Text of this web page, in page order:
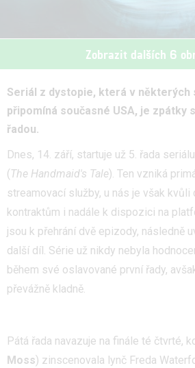
Zobrazit dalších 6
Seriál z dystopie, která v některých
připomíná současné USA, je zpátky
řadou.
Dnes, 14. září, startuje už 5. řada seriálu
(The Handmaid's Tale). Ten vzniká
streamovací služby, u nás je však kvůli
kontraktům i nadále k dispozici na
jsou k přehrání dvě epizody, následně
další díl. Série už nikdy nebyla
během své oslavované první řady,
převážně kladně.
Pátá řada navazuje na finále té čtvrté,
Moss) zinscenovala lynč Freda